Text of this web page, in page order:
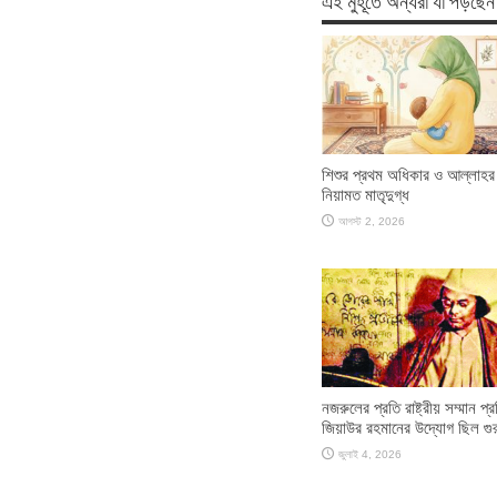
শিশুর প্রথম অধিকার ও
নিয়ামত মাতৃদুগ্ধ
আগস্ট 2, 2026
নজরুলের প্রতি রাষ্ট্রীয় সম্মান
জিয়াউর রহমানের উদ্যোগ ছিল
জুলাই 4, 2026